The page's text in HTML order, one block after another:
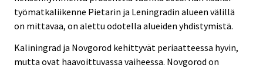
työmatkaliikenne Pietarin ja Leningradin alueen välillä
on mittavaa, on alettu odotella alueiden yhdistymistä.
Kaliningrad ja Novgorod kehittyvät periaatteessa hyvin,
mutta ovat haavoittuvassa vaiheessa. Novgorod on